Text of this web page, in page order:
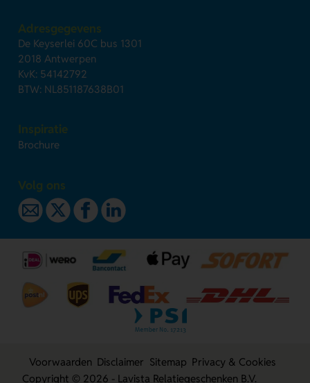
Adresgegevens
De Keyserlei 60C bus 1301
2018 Antwerpen
KvK: 54142792
BTW: NL851187638B01
Inspiratie
Brochure
Volg ons
Voorwaarden Disclaimer Sitemap Privacy & Cookies
Copyright © 2026 - Lavista Relatiegeschenken B.V.